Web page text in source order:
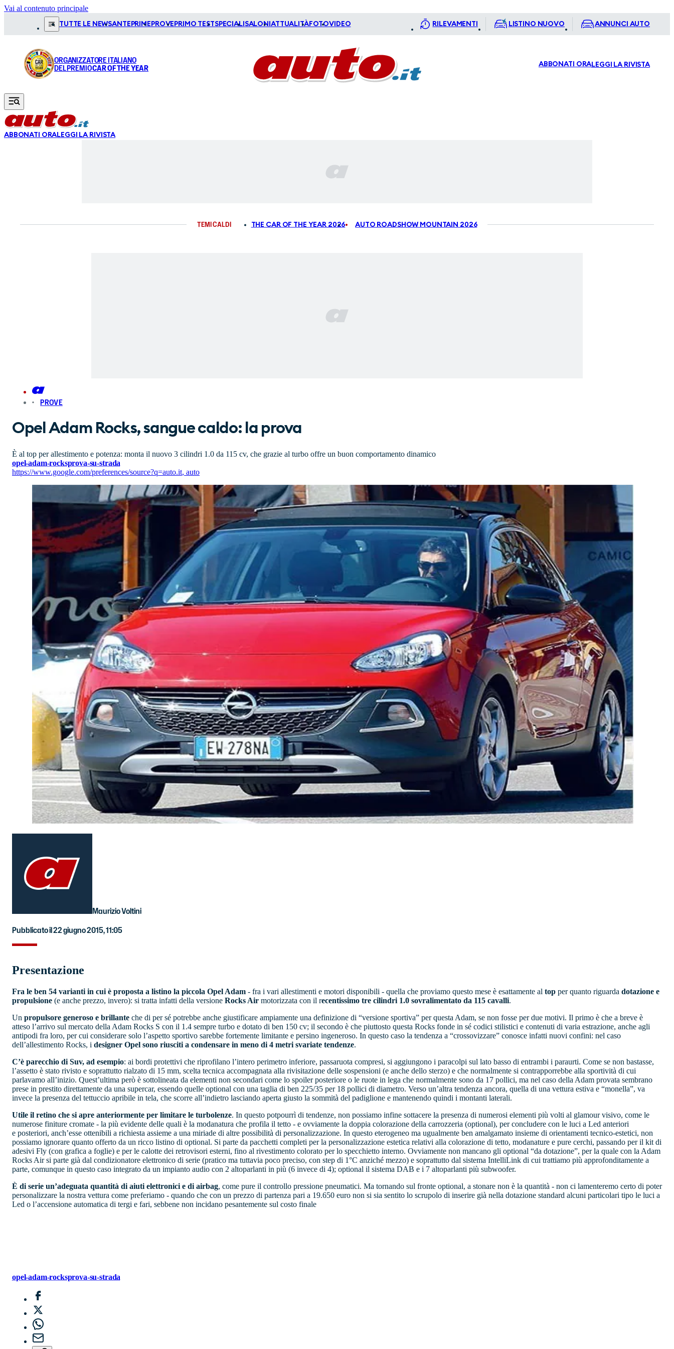
Vai al contenuto principale
TUTTE LE NEWSANTEPRIME PROVE PRIMO TESTSPECIALI SALONI ATTUALITÀFOTOVIDEO RILEVAMENTI LISTINO NUOVO ANNUNCI AUTO
ORGANIZZATORE ITALIANO
DEL PREMIOCAR OF THE YEAR ABBONATI ORALEGGI LA RIVISTA
ABBONATI ORALEGGI LA RIVISTA
TEMI CALDI THE CAR OF THE YEAR 2026 AUTO ROADSHOW MOUNTAIN 2026
PROVE
Opel Adam Rocks, sangue caldo: la prova
È al top per allestimento e potenza: monta il nuovo 3 cilindri 1.0 da 115 cv, che grazie al turbo offre un buon comportamento dinamico
opel-adam-rocksprova-su-strada
https://www.google.com/preferences/source?q=auto.it, auto
Maurizio Voltini
Pubblicato il 22 giugno 2015, 11:05
Presentazione
Fra le ben 54 varianti in cui è proposta a listino la piccola Opel Adam - fra i vari allestimenti e motori disponibili - quella che proviamo questo mese è esattamente al top per quanto riguarda dotazione e
propulsione (e anche prezzo, invero): si tratta infatti della versione Rocks Air motorizzata con il recentissimo tre cilindri 1.0 sovralimentato da 115 cavalli.
Un propulsore generoso e brillante che di per sé potrebbe anche giustificare ampiamente una definizione di “versione sportiva” per questa Adam, se non fosse per due motivi. Il primo è che a breve è
atteso l’arrivo sul mercato della Adam Rocks S con il 1.4 sempre turbo e dotato di ben 150 cv; il secondo è che piuttosto questa Rocks fonde in sé codici stilistici e contenuti di varia estrazione, anche agli
antipodi fra loro, per cui considerare solo l’aspetto sportivo sarebbe fortemente limitante e persino ingeneroso. In questo caso la tendenza a “crossovizzare” conosce infatti nuovi confini: nel caso
dell’allestimento Rocks, i designer Opel sono riusciti a condensare in meno di 4 metri svariate tendenze.
C’è parecchio di Suv, ad esempio: ai bordi protettivi che riprofilano l’intero perimetro inferiore, passaruota compresi, si aggiungono i paracolpi sul lato basso di entrambi i paraurti. Come se non bastasse,
l’assetto è stato rivisto e soprattutto rialzato di 15 mm, scelta tecnica accompagnata alla rivisitazione delle sospensioni (e anche dello sterzo) e che normalmente si contrapporrebbe alla sportività di cui
parlavamo all’inizio. Quest’ultima però è sottolineata da elementi non secondari come lo spoiler posteriore o le ruote in lega che normalmente sono da 17 pollici, ma nel caso della Adam provata sembrano
prese in prestito direttamente da una supercar, essendo quelle optional con una taglia di ben 225/35 per 18 pollici di diametro. Verso un’altra tendenza ancora, quella di una vettura estiva e “monella”, va
invece la presenza del tettuccio apribile in tela, che scorre all’indietro lasciando aperta giusto la sommità del padiglione e mantenendo quindi i montanti laterali.
Utile il retino che si apre anteriormente per limitare le turbolenze. In questo potpourrì di tendenze, non possiamo infine sottacere la presenza di numerosi elementi più volti al glamour visivo, come le
numerose finiture cromate - la più evidente delle quali è la modanatura che profila il tetto - e ovviamente la doppia colorazione della carrozzeria (optional), per concludere con le luci a Led anteriori
e posteriori, anch’esse ottenibili a richiesta assieme a una miriade di altre possibilità di personalizzazione. In questo eterogeneo ma ugualmente ben amalgamato insieme di orientamenti tecnico-estetici, non
possiamo ignorare quanto offerto da un ricco listino di optional. Si parte da pacchetti completi per la personalizzazione estetica relativi alla colorazione di tetto, modanature e pure cerchi, passando per il kit di
adesivi Fly (con grafica a foglie) e per le calotte dei retrovisori esterni, fino al rivestimento colorato per lo specchietto interno. Ovviamente non mancano gli optional “da dotazione”, per la quale con la Adam
Rocks Air si parte già dal condizionatore elettronico di serie (pratico ma tuttavia poco preciso, con step di 1°C anziché mezzo) e soprattutto dal sistema IntelliLink di cui trattiamo più approfonditamente a
parte, comunque in questo caso integrato da un impianto audio con 2 altoparlanti in più (6 invece di 4); optional il sistema DAB e i 7 altoparlanti più subwoofer.
È di serie un’adeguata quantità di aiuti elettronici e di airbag, come pure il controllo pressione pneumatici. Ma tornando sul fronte optional, a stonare non è la quantità - non ci lamenteremo certo di poter
personalizzare la nostra vettura come preferiamo - quando che con un prezzo di partenza pari a 19.650 euro non si sia sentito lo scrupolo di inserire già nella dotazione standard alcuni particolari tipo le luci a
Led o l’accensione automatica di tergi e fari, sebbene non incidano pesantemente sul costo finale
DESIGN
opel-adam-rocksprova-su-strada